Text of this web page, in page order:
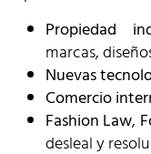
Propiedad
marcas,
Nuevas
Comercio
Fashion Law,
desleal y